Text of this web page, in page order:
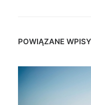
POWIĄZANE WPISY